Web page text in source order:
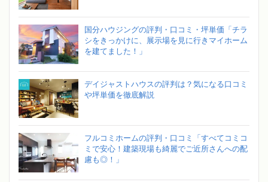
国分ハウジングの評判・口コミ・坪単価「チラ
シをきっかけに、展示場を見に行きマイホーム
を建てました！」
デイジャストハウスの評判は？気になる口コミ
や坪単価を徹底解説
フルコミホームの評判・口コミ「すべてコミコ
ミで安心！建築現場も綺麗でご近所さんへの配
慮も◎！」